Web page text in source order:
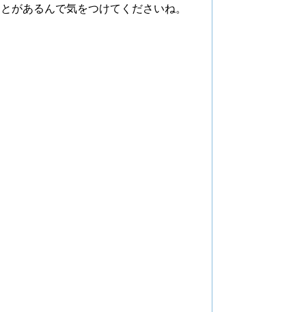
があるんで気をつけてくださいね。